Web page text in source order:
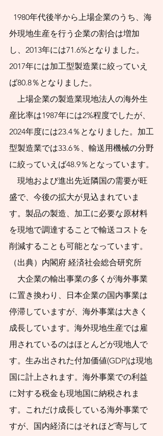
J-FLEC認定アドバイ
ザー兼講師として10
年間活動してまいり
ました。最低限身に
付けるべき金融知
識、金融経済事情の
理解、および適切な
金融商品の利用ある
いは選択についての
普及活動に従事して
まいりました。
新NISAを活用して
資産形成を始めたい
と考えている人のた
めに、代表的な50の
疑問に答える形式で
まとめてみました。
これまで紆余曲折を
たどってきた資産形
成の道の先に、生涯
続く長くて真っすぐ
な道が見えてくるこ
とを期待します。人
口減社会の資産形成
のためのスタートブ
外現地生産を行う企業の割合は増加
し、2013年には71.6%となりました。
2017年には加工型製造業に絞っていえ
ば80.8％となりました。
上場企業の製造業現地法人の海外生
産比率は1987年には2%程度でしたが、
2024年度には23.4％となりました。加工
型製造業では33.6％、輸送用機械の分野
に絞っていえば48.9％となっています。
現地および進出先近隣国の需要が旺
盛で、今後の拡大が見込まれていま
す。製品の製造、加工に必要な原材料
を現地で調達することで輸送コストを
削減することも可能となっています。
（出典）内閣府 経済社会総合研究所
大企業の輸出事業の多くが海外事業
に置き換わり、日本企業の国内事業は
停滞していますが、海外事業は大きく
成長しています。海外現地生産では雇
用されているのはほとんどが現地人で
す。生み出された付加価値(GDP)は現地
国に計上されます。海外事業での利益
に対する税金も現地国に納税されま
す。これだけ成長している海外事業で
すが、国内経済にはそれほど寄与して